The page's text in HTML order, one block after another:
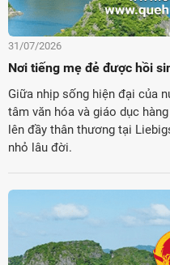
31/07/2026
Nơi tiếng mẹ đẻ được hồi
Giữa nhịp sống hiện đại của
tâm văn hóa và giáo dục
lên đầy thân thương tại
nhỏ lâu đời.